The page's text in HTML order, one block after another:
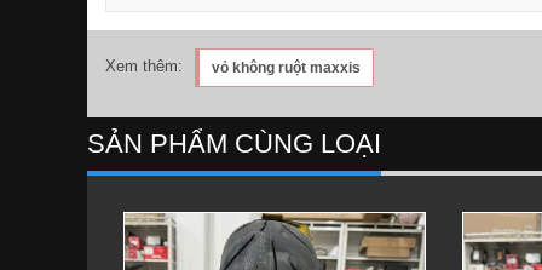
Xem thêm: vỏ không ruột maxxis
SẢN PHẨM CÙNG LOẠI